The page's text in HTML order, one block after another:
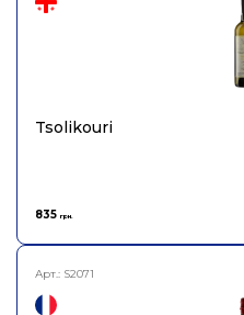
Колір
Tsolikouri
835 грн.
Арт.: S2071